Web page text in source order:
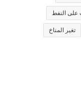
على النفط
تغير المناخ